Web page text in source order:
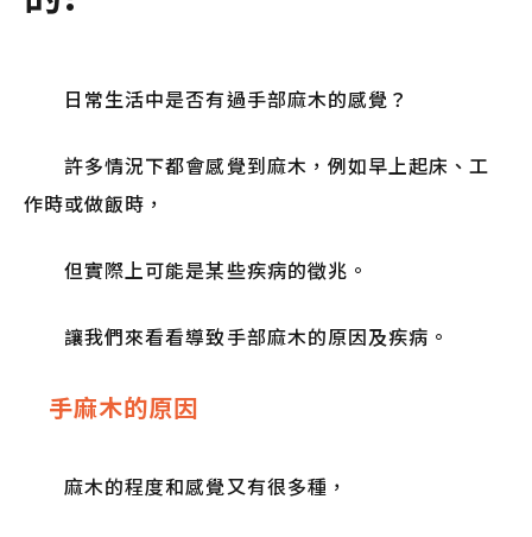
日常生活中是否有過手部麻木的感覺？
許多情況下都會感覺到麻木，例如早上起床、工
作時或做飯時，
但實際上可能是某些疾病的徵兆。
讓我們來看看導致手部麻木的原因及疾病。
手麻木的原因
麻木的程度和感覺又有很多種，